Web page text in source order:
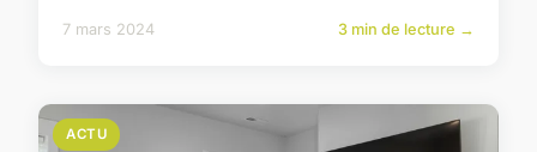
7 mars 2024 3 min de lecture →
ACTU